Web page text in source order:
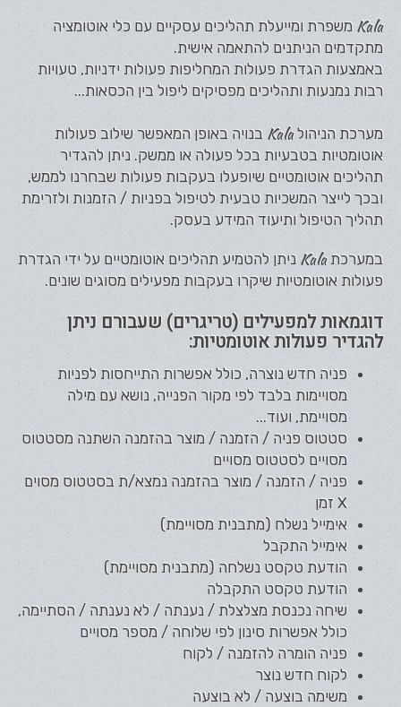
Kala משפרת ומייעלת תהליכים עסקיים עם כלי אוטומציה
מתקדמים הניתנים להתאמה אישית.
באמצעות הגדרת פעולות המחליפות פעולות ידניות, טעויות
רבות נמנעות ותהליכים מפסיקים ליפול בין הכסאות...
מערכת הניהולKala בנויה באופן המאפשר שילוב פעולות
אוטומטיות בטבעיות בכל פעולה או ממשק. ניתן להגדיר
תהליכים אוטומטיים שיופעלו בעקבות פעולות שבחרנו לממש,
ובכך לייצר המשכיות טבעית לטיפול בפניות / הזמנות ולזרימת
תהליך הטיפול ותיעוד המידע בעסק.
במערכתKala ניתן להטמיע תהליכים אוטומטיים על ידי הגדרת
פעולות אוטומטיות שיקרו בעקבות מפעילים מסוגים שונים.
דוגמאות למפעילים (טריגרים) שעבורם ניתן
להגדיר פעולות אוטומטיות:
פניה חדש נוצרה, כולל אפשרות התייחסות לפניות
מסויימות בלבד לפי מקור הפנייה, נושא עם מילה
מסויימת, ועוד...
סטטוס פניה / הזמנה / מוצר בהזמנה השתנה מסטטוס
מסויים לסטטוס מסויים
פניה / הזמנה / מוצר בהזמנה נמצא/ת בסטטוס מסוים
X זמן
אימייל נשלח (מתבנית מסויימת)
אימייל התקבל
הודעת טקסט נשלחה (מתבנית מסויימת)
הודעת טקסט התקבלה
שיחה נכנסת מצלצלת / נענתה / לא נענתה / הסתיימה,
כולל אפשרות סינון לפי שלוחה / מספר מסויים
פניה הומרה להזמנה / לקוח
לקוח חדש נוצר
משימה בוצעה / לא בוצעה